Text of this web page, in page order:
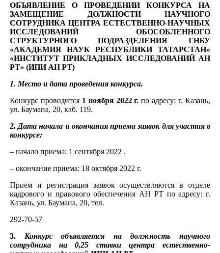
ОБЪЯВЛЕНИЕ О ПРОВЕДЕНИИ КОНКУРСА НА
ЗАМЕЩЕНИЕ ДОЛЖНОСТИ НАУЧНОГО
СОТРУДНИКА ЦЕНТРА ЕСТЕСТВЕННО-НАУЧНЫХ
ИССЛЕДОВАНИЙ ОБОСОБЛЕННОГО
СТРУКТУРНОГО ПОДРАЗДЕЛЕНИЯ ГНБУ
«АКАДЕМИЯ НАУК РЕСПУБЛИКИ ТАТАРСТАН»
«ИНСТИТУТ ПРИКЛАДНЫХ ИССЛЕДОВАНИЙ АН
РТ» (ИПИ АН РТ)
1. Место и дата проведения конкурса.
Конкурс проводится 1 ноября 2022 г.по адресу: г. Казань,
ул. Баумана, 20, каб. 119.
2. Дата начала и окончания приема заявок для участия в
конкурсе:
– начало приема: 1 сентября 2022 .
– окончание приема: 18 октября 2022 г.
Прием и регистрация заявок осуществляются в отделе
кадрового и правового обеспечения АН РТ по адресу: г.
Казань, ул. Баумана, 20, тел.
292-70-57
3. Конкурс объявляется на должность научного
сотрудника на 0,25 ставки центра естественно-